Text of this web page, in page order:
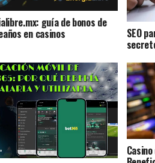
guía de bonos de
en casinos SEO